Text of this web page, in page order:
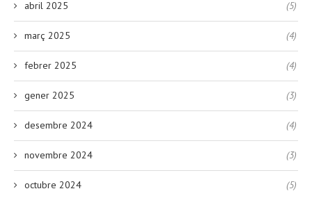
abril 2025 (5)
març 2025 (4)
febrer 2025 (4)
gener 2025 (3)
desembre 2024 (4)
novembre 2024 (3)
octubre 2024 (5)